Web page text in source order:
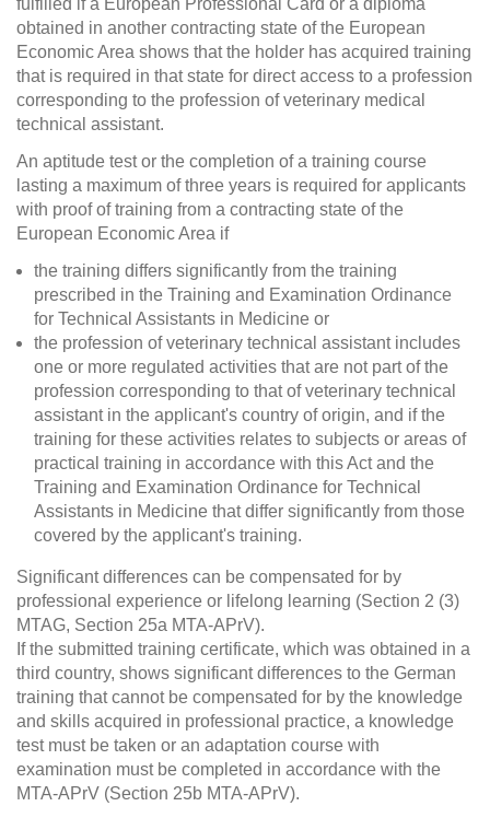
fulfilled if a European Professional Card or a diploma
obtained in another contracting state of the European
Economic Area shows that the holder has acquired training
that is required in that state for direct access to a profession
corresponding to the profession of veterinary medical
technical assistant.
An aptitude test or the completion of a training course
lasting a maximum of three years is required for applicants
with proof of training from a contracting state of the
European Economic Area if
the training differs significantly from the training
prescribed in the Training and Examination Ordinance
for Technical Assistants in Medicine or
the profession of veterinary technical assistant includes
one or more regulated activities that are not part of the
profession corresponding to that of veterinary technical
assistant in the applicant's country of origin, and if the
training for these activities relates to subjects or areas of
practical training in accordance with this Act and the
Training and Examination Ordinance for Technical
Assistants in Medicine that differ significantly from those
covered by the applicant's training.
Significant differences can be compensated for by
professional experience or lifelong learning (Section 2 (3)
MTAG, Section 25a MTA-APrV).
If the submitted training certificate, which was obtained in a
third country, shows significant differences to the German
training that cannot be compensated for by the knowledge
and skills acquired in professional practice, a knowledge
test must be taken or an adaptation course with
examination must be completed in accordance with the
MTA-APrV (Section 25b MTA-APrV).